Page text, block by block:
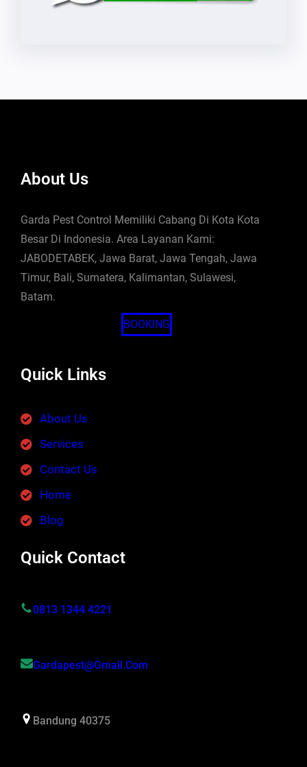
About Us
Garda Pest Control Memiliki Cabang Di Kota Kota
Besar Di Indonesia. Area Layanan Kami:
JABODETABEK, Jawa Barat, Jawa Tengah, Jawa
Timur, Bali, Sumatera, Kalimantan, Sulawesi,
Batam.
BOOKING
Quick Links
About Us
Services
Contact Us
Home
Blog
Quick Contact
0813 1344 4221
Gardapest@gmail.com
Bandung 40375